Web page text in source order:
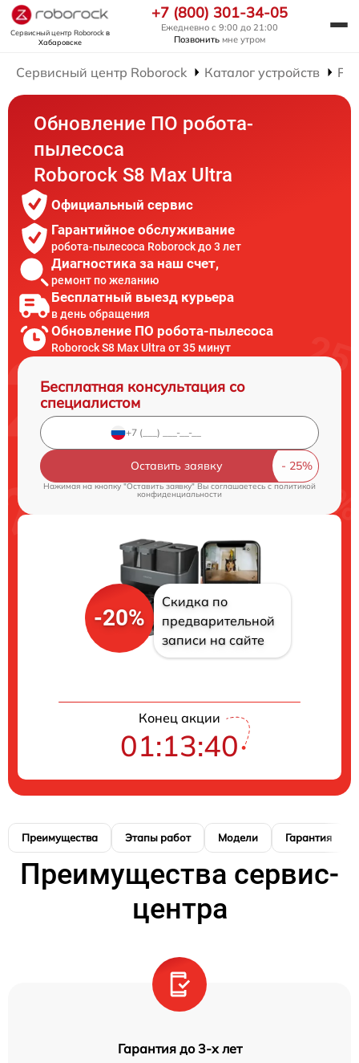
Сервисный центр Roborockв
Хабаровске
+7 (800) 301-34-05
Ежедневно с 9:00 до 21:00
Позвонить мне утром
Сервисный центр Roborock Каталог устройств
Обновление ПО робота-
пылесоса
Roborock S8 Max Ultra
Официальный сервис
Гарантийное обслуживание
робота-пылесоса Roborock до 3 лет
Диагностика за наш счет,
ремонт по желанию
Бесплатный выезд курьера
в день обращения
Обновление ПО робота-пылесоса
Roborock S8 Max Ultra от 35 минут
Бесплатная консультация со
специалистом
Оставить заявку
Нажимая на кнопку "Оставить заявку" Вы соглашаетесь cполитикой
конфиденциальности
-20%
Скидка по
предварительной
записи на сайте
Конец акции
01:13:39
Преимущества Этапы работ Модели Гарантия
Преимущества сервис-
центра
Гарантия до 3-х лет